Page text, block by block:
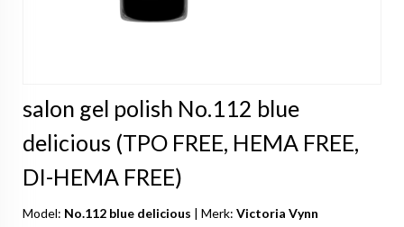
salon gel polish No.112 blue
delicious (TPO FREE, HEMA FREE,
DI-HEMA FREE)
Model: No.112 blue delicious | Merk: Victoria Vynn